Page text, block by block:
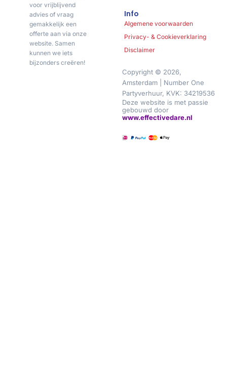
voor vrijblijvend
advies of vraag
gemakkelijk een
offerte aan via onze
website. Samen
kunnen we iets
bijzonders creëren!
Info
Algemene voorwaarden
Privacy- & Cookieverklaring
Disclaimer
Copyright © 2026,
Amsterdam | Number One
Partyverhuur, KVK: 34219536
Deze website is met passie
gebouwd door
www.effectivedare.nl